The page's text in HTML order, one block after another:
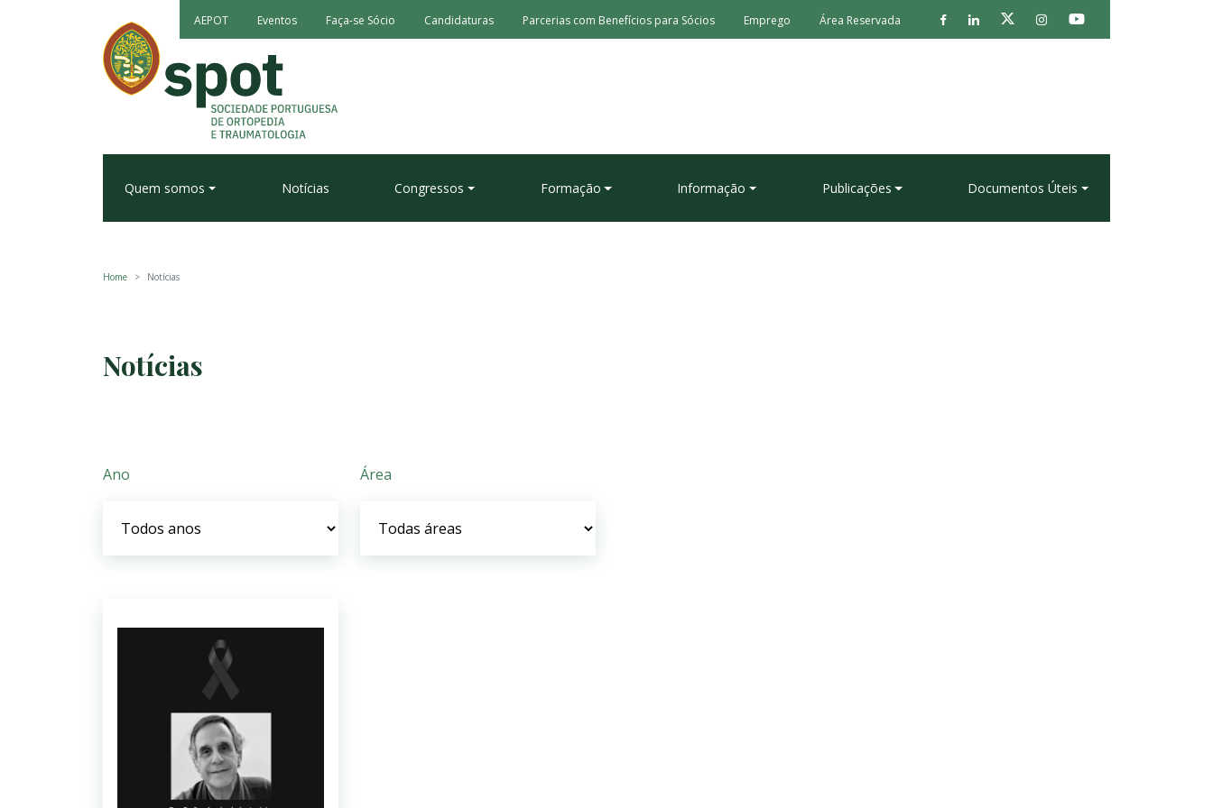
AEPOT Eventos Faça-se Sócio Candidaturas Parcerias com Benefícios para Sócios Emprego Área Reservada
Quem somos Notícias Congressos Formação Informação Publicações Documentos Úteis
Home Notícias
Notícias
Ano Área